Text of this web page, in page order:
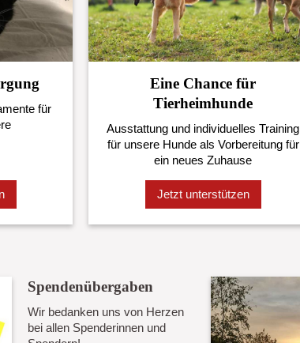
für
Eine Chance für
Tierheimhunde
Ausstattung und individuelles Training
für unsere Hunde als Vorbereitung für
ein neues Zuhause
Jetzt unterstützen
Spendenübergaben
Wir bedanken uns von Herzen
bei allen Spenderinnen und